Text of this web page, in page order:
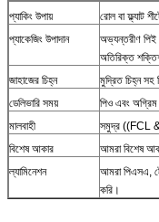
প্যাকিং উপায়
রোল বা ফ্ল্যাট
প্যাকেজিং উপাদান
অভ্যন্তরীণ পিই
অতিরিক্ত
জাহাজের চিহ্ন
মুদ্রিত চিহ্ন সহ
ডেলিভারি সময়
পিও এবং অগ্রিম
মালবাহী
সমুদ্র ((FCL &
বিশেষ আকার
আমরা বিশেষ
ল্যামিনেশন
আমরা পিএসএ,
করি।